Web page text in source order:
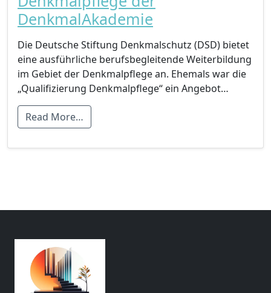
DenkmalAkademie
Die Deutsche Stiftung Denkmalschutz (DSD) bietet
eine ausführliche berufsbegleitende Weiterbildung
im Gebiet der Denkmalpflege an. Ehemals war die
„Qualifizierung Denkmalpflege“ ein Angebot…
Read More…